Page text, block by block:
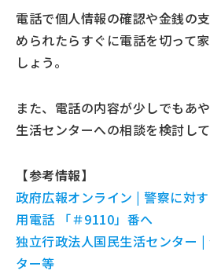
電話で個人情報の確認や金銭の
められたらすぐに電話を切って
しょう。
また、電話の内容が少しでもあ
生活センターへの相談を検討して
【参考情報】
政府広報オンライン | 警察に対
用電話 「＃9110」番へ
独立行政法人国民生活センター
ター等